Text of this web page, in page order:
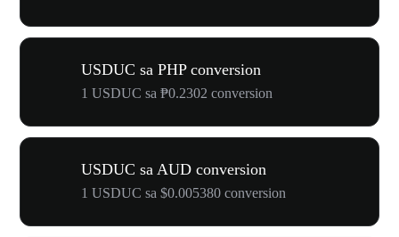
USDUC sa PHP conversion
1 USDUC sa ₱0.2302 conversion
USDUC sa AUD conversion
1 USDUC sa $0.005380 conversion